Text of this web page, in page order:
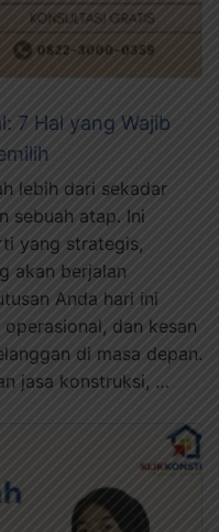
7 Hal yang Wajib
lebih dari sekadar
sebuah atap. Ini
yang strategis,
akan berjalan
Anda hari ini
dan kesan
di masa depan.
jasa konstruksi, …